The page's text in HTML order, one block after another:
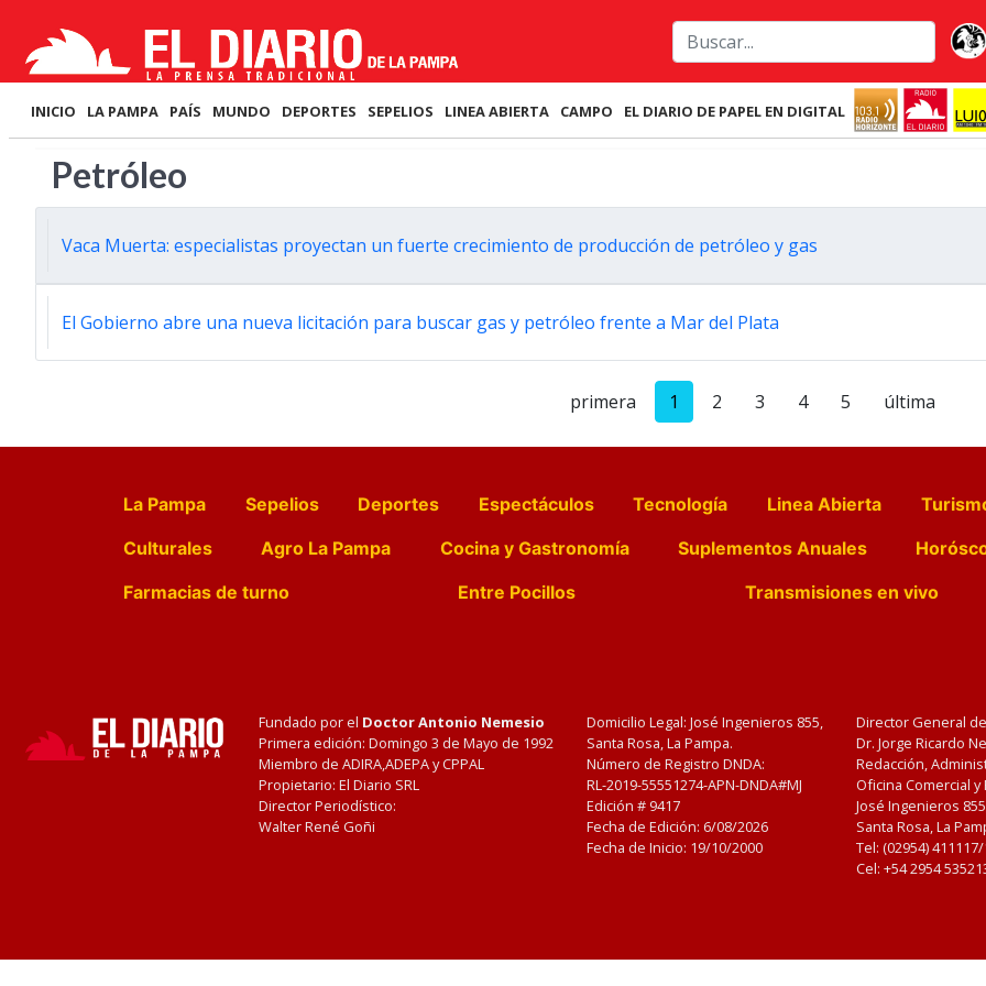
INICIO LA PAMPA PAÍS MUNDO DEPORTES SEPELIOS LINEA ABIERTA CAMPO EL DIARIO DE PAPEL EN DIGITAL
Petróleo
Vaca Muerta: especialistas proyectan un fuerte crecimiento de producción de petróleo y gas
El Gobierno abre una nueva licitación para buscar gas y petróleo frente a Mar del Plata
primera 1 2 3 4 5 última
La Pampa Sepelios Deportes Espectáculos Tecnología Linea Abierta
Culturales
Agro La Pampa Cocina y Gastronomía Suplementos Anuales
Farmacias de turno
Entre Pocillos Transmisiones en vivo
Fundado por el Doctor Antonio Nemesio
Primera edición: Domingo 3 de Mayo de 1992
Miembro de ADIRA,ADEPA y CPPAL
Propietario: El Diario SRL
Director Periodístico:
Walter René Goñi
Domicilio Legal: José Ingenieros 855,
Santa Rosa, La Pampa.
Número de Registro DNDA:
RL-2019-55551274-APN-DNDA#MJ
Edición # 9417
Fecha de Edición: 6/08/2026
Fecha de Inicio: 19/10/2000
Director General
Dr. Jorge Ricardo
Redacción,
Oficina Comercial
José Ingenieros
Santa Rosa, La
Tel: (02954)
Cel: +54 2954